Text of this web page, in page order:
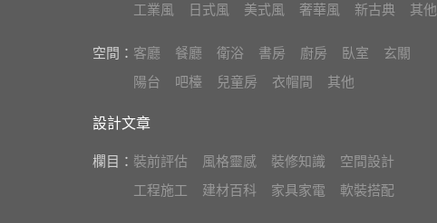
工業風
日式風 美式風 奢華風 新古典 其他
空間： 客廳 餐廳 衛浴 書房 廚房 臥室
玄關
陽台
吧檯 兒童房 衣帽間 其他
設計文章
欄目： 裝前評估 風格靈感 裝修知識
空間設計
工程施工
建材百科 家具家電 軟裝搭配